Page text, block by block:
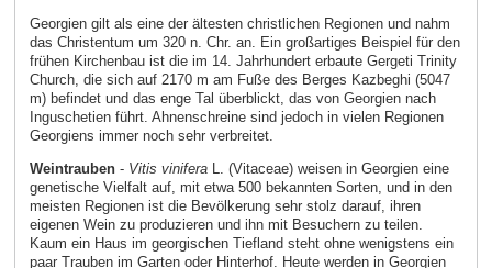
Georgien gilt als eine der ältesten christlichen Regionen und nahm
das Christentum um 320 n. Chr. an. Ein großartiges Beispiel für den
frühen Kirchenbau ist die im 14. Jahrhundert erbaute Gergeti Trinity
Church, die sich auf 2170 m am Fuße des Berges Kazbeghi (5047
m) befindet und das enge Tal überblickt, das von Georgien nach
Inguschetien führt. Ahnenschreine sind jedoch in vielen Regionen
Georgiens immer noch sehr verbreitet.
Weintrauben- Vitis viniferaL. (Vitaceae) weisen in Georgien eine
genetische Vielfalt auf, mit etwa 500 bekannten Sorten, und in den
meisten Regionen ist die Bevölkerung sehr stolz darauf, ihren
eigenen Wein zu produzieren und ihn mit Besuchern zu teilen.
Kaum ein Haus im georgischen Tiefland steht ohne wenigstens ein
paar Trauben im Garten oder Hinterhof. Heute werden in Georgien